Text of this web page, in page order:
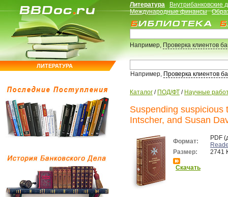
ЛИТЕРАТУРА
Литература
Внутрибанковские
Международные финансы
Например,Проверка клиентов
Например, Проверка клиентов
Каталог / ПОД/ФТ / Научные
Suspending suspicious
Intscher, and Susan
Формат:
PDF
Размер:
2741
Скачать